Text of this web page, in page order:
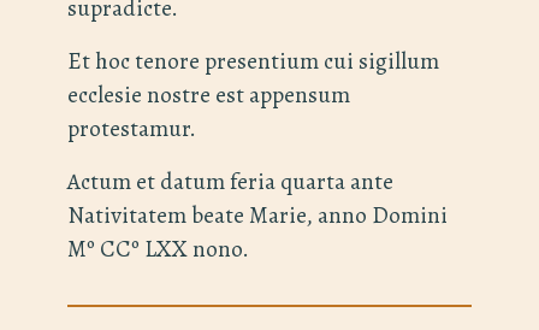
supradicte.
Et hoc tenore presentium cui sigillum
ecclesie nostre est appensum
protestamur.
Actum et datum feria quarta ante
Nativitatem beate Marie, anno Domini
Mº CCº LXX nono.